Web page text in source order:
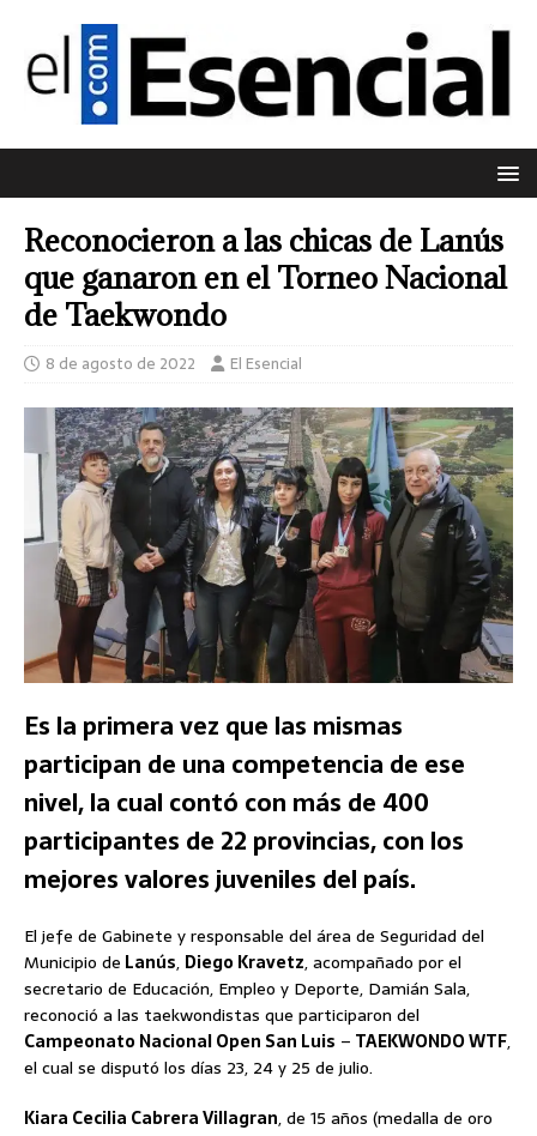
Reconocieron a las chicas de Lanús
que ganaron en el Torneo Nacional
de Taekwondo
8 de agosto de 2022 El Esencial
Es la primera vez que las mismas
participan de una competencia de ese
nivel, la cual contó con más de 400
participantes de 22 provincias, con los
mejores valores juveniles del país.
El jefe de Gabinete y responsable del área de Seguridad del
Municipio de Lanús, Diego Kravetz, acompañado por el
secretario de Educación, Empleo y Deporte, Damián Sala,
reconoció a las taekwondistas que participaron del
Campeonato Nacional Open San Luis – TAEKWONDO WTF,
el cual se disputó los días 23, 24 y 25 de julio.
Kiara Cecilia Cabrera Villagran, de 15 años (medalla de oro